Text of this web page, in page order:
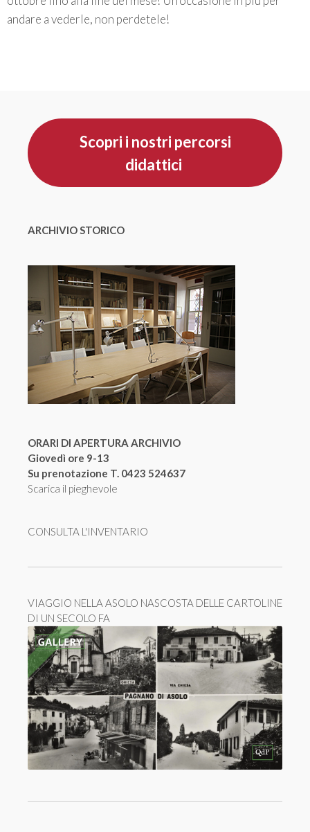
andare a vederle, non perdetele!
Scopri i nostri percorsi
didattici
ARCHIVIO STORICO
ORARI DI APERTURA ARCHIVIO
Giovedì ore 9-13
Su prenotazione T. 0423 524637
Scarica il pieghevole
CONSULTA L'INVENTARIO
VIAGGIO NELLA ASOLO NASCOSTA DELLE CARTOLINE
DI UN SECOLO FA